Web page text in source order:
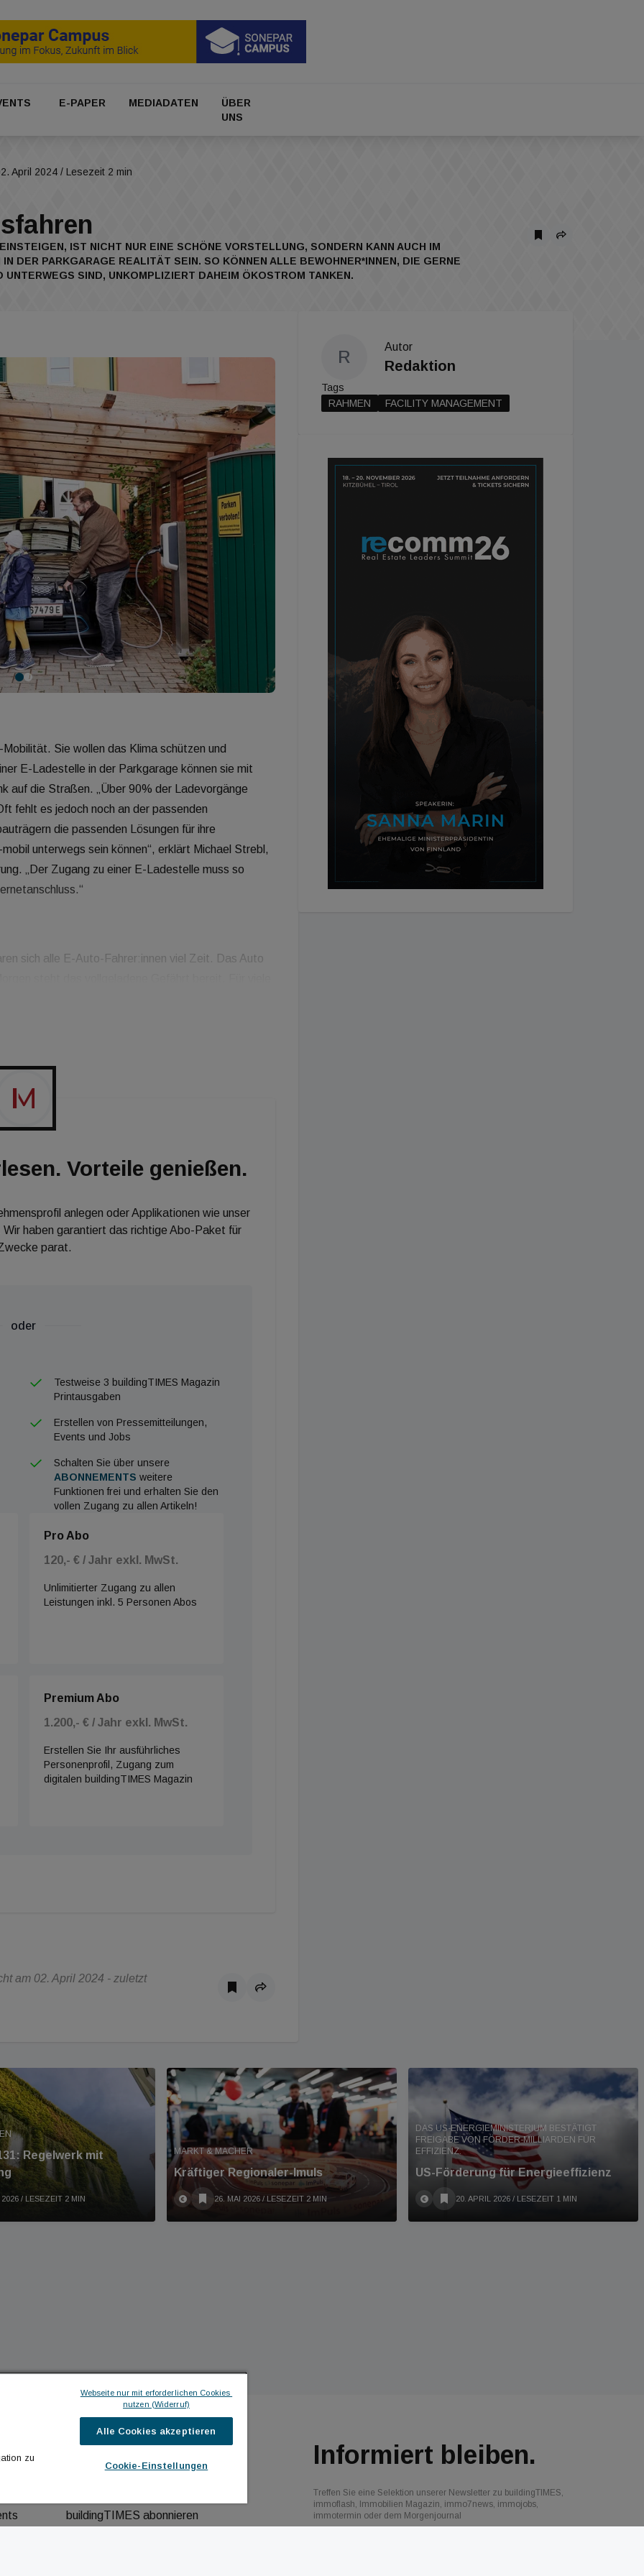
E-PAPER MEDIADATEN
ÜBER
UNS
April 2024 / Lesezeit 2 min
IST NICHT NUR EINE SCHÖNE VORSTELLUNG, SONDERN KANN AUCH IM
DER PARKGARAGE REALITÄT SEIN. SO KÖNNEN ALLE BEWOHNER*INNEN, DIE GERNE
SIND, UNKOMPLIZIERT DAHEIM ÖKOSTROM TANKEN.
Sie wollen das Klima schützen und
E-Ladestelle in der Parkgarage können sie mit
auf die Straßen. „Über 90% der Ladevorgänge
fehlt es jedoch noch an der passenden
die passenden Lösungen für ihre
unterwegs sein können“, erklärt Michael Strebl,
„Der Zugang zu einer E-Ladestelle muss so
sich alle E-Auto-Fahrer:innen viel Zeit. Das Auto
in Garagen als auch bei Stellflächen im Freien. Auch
der Stromtankstellen wird komplett von
zudem davon, dass sie keine hohen
fährt ein E-Auto nämlich komplett abgasfrei.
E-Ladestellen mit 100 Prozent Strom aus
mit der Installation der Ladeinfrastruktur damit einen
zusätzlich die Attraktivität ihrer Immobilie.
Wien Energie aufwww.wienenergie.at/tanke-
Vorteile genießen.
anlegen oder Applikationen wie unser
haben garantiert das richtige Abo-Paket für
parat.
oder
Testweise 3 buildingTIMES Magazin
Printausgaben
Erstellen von Pressemitteilungen,
Events und Jobs
Schalten Sie über unsere
ABONNEMENTS weitere
Funktionen frei und erhalten Sie den
vollen Zugang zu allen Artikeln!
Pro Abo
120,- € / Jahr exkl. MwSt.
Unlimitierter Zugang zu allen
Leistungen inkl. 5 Personen Abos
Premium Abo
1.200,- € / Jahr exkl. MwSt.
Erstellen Sie Ihr ausführliches
Personenprofil, Zugang zum
digitalen buildingTIMES Magazin
am 02. April 2024 - zuletzt
R
Autor
Redaktion
Tags
RAHMEN
FACILITY MANAGEMENT
Regelwerk mit
2026 / LESEZEIT 2 MIN
MARKT & MACHER
Kräftiger Regionaler-Imuls
26. MAI 2026 / LESEZEIT 2 MIN
DAS US-ENERGIEMINISTERIUM BESTÄTIGT
FREIGABE VON FÖRDER-MILLIARDEN FÜR
EFFIZIENZ.
US-Förderung für Energieeffizienz
20. APRIL 2026 / LESEZEIT 1 MIN
ICH MÖCHTE ...
buildingTIMES abonnieren
Informiert bleiben.
Treffen Sie eine Selektion unserer Newsletter zu buildingTIMES,
immoflash, Immobilien Magazin, immo7news, immojobs,
immotermin oder dem Morgenjournal
zu
Webseite nur mit erforderlichen Cookies
nutzen (Widerruf)
Alle Cookies akzeptieren
Cookie-Einstellungen